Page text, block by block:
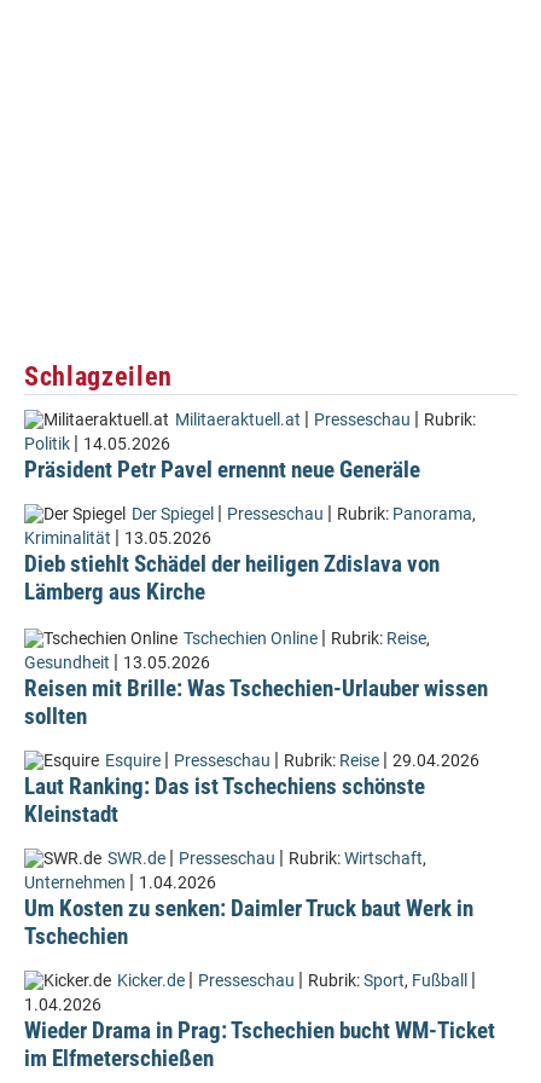
Schlagzeilen
Militaeraktuell.at | Presseschau | Rubrik:
Politik | 14.05.2026
Präsident Petr Pavel ernennt neue Generäle
Der Spiegel | Presseschau | Rubrik: Panorama,
Kriminalität | 13.05.2026
Dieb stiehlt Schädel der heiligen Zdislava von
Lämberg aus Kirche
Tschechien Online | Rubrik: Reise,
Gesundheit | 13.05.2026
Reisen mit Brille: Was Tschechien-Urlauber wissen
sollten
Esquire | Presseschau | Rubrik: Reise | 29.04.2026
Laut Ranking: Das ist Tschechiens schönste
Kleinstadt
SWR.de | Presseschau | Rubrik:Wirtschaft,
Unternehmen | 1.04.2026
Um Kosten zu senken: Daimler Truck baut Werk in
Tschechien
Kicker.de | Presseschau | Rubrik:Sport, Fußball |
1.04.2026
Wieder Drama in Prag: Tschechien bucht WM-Ticket
im Elfmeterschießen